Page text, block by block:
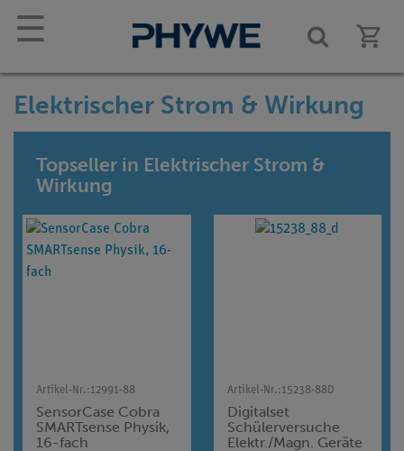
☰
Elektrischer Strom & Wirkung
Topseller in Elektrischer Strom &
Wirkung
Artikel-Nr.:12991-88
SensorCase Cobra
SMARTsense Physik,
16-fach
Artikel-Nr.:15238-88D
Digitalset
Schülerversuche
Elektr./Magn. Geräte